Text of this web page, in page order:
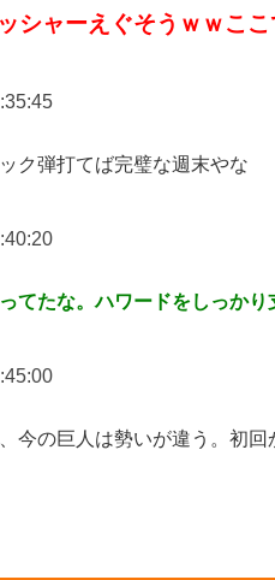
シャーえぐそうｗｗここ
ク弾打てば完璧な週末やな
てたな。ハワードをしっかり
今の巨人は勢いが違う。初回